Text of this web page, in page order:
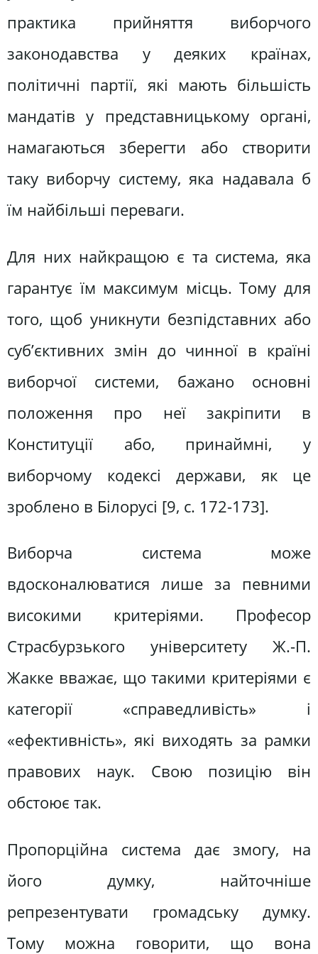
практика прийняття виборчого
законодавства у деяких країнах,
політичні партії, які мають більшість
мандатів у представницькому органі,
намагаються зберегти або створити
таку виборчу систему, яка надавала б
їм найбільші переваги.
Для них найкращою є та система, яка
гарантує їм максимум місць. Тому для
того, щоб уникнути безпідставних або
суб’єктивних змін до чинної в країні
виборчої системи, бажано основні
положення про неї закріпити в
Конституції або, принаймні, у
виборчому кодексі держави, як це
зроблено в Білорусі [9, c. 172-173].
Виборча система може
вдосконалюватися лише за певними
високими критеріями. Професор
Страсбурзького університету Ж.-П.
Жакке вважає, що такими критеріями є
категорії «справедливість» і
«ефективність», які виходять за рамки
правових наук. Свою позицію він
обстоює так.
Пропорційна система дає змогу, на
його думку, найточніше
репрезентувати громадську думку.
Тому можна говорити, що вона